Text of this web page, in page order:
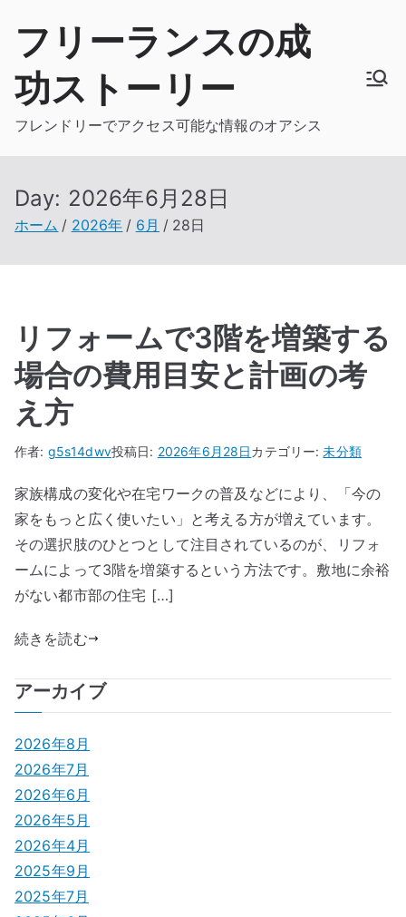
フリーランスの成
功ストーリー
フレンドリーでアクセス可能な情報のオアシス
Day: 2026年6月28日
ホーム 2026年 6月 28日
リフォームで3階を増築する
場合の費用目安と計画の考
え方
作者: g5s14dwv投稿日: 2026年6月28日カテゴリー:未分類
家族構成の変化や在宅ワークの普及などにより、「今の
家をもっと広く使いたい」と考える方が増えています。
その選択肢のひとつとして注目されているのが、リフォ
ームによって3階を増築するという方法です。敷地に余裕
がない都市部の住宅 […]
続きを読む
アーカイブ
2026年8月
2026年7月
2026年6月
2026年5月
2026年4月
2025年9月
2025年7月